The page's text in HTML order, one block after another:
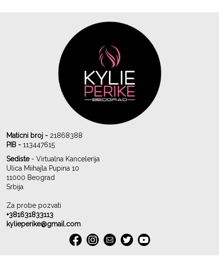
Maticni broj - 21868388
PIB - 113447615
Sediste- Virtualna Kancelerija
Ulica Miihajla Pupina 10
11000 Beograd
Srbija
Za probe pozvati
+381631833113
kylieperike@gmail.com